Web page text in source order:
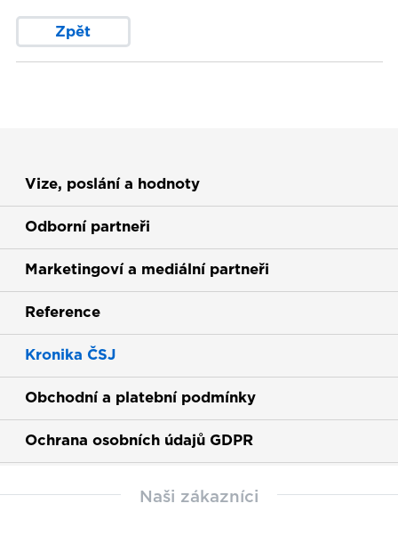
Zpět
Vize, poslání a hodnoty
Odborní partneři
Marketingoví a mediální partneři
Reference
Kronika ČSJ
Obchodní a platební podmínky
Ochrana osobních údajů GDPR
Naši zákazníci